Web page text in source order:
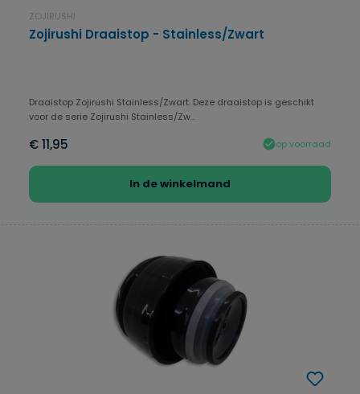
ZOJIRUSHI
Zojirushi Draaistop - Stainless/Zwart
Draaistop Zojirushi Stainless/Zwart. Deze draaistop is geschikt
voor de serie Zojirushi Stainless/Zw...
€ 11,95 op voorraad
In de winkelmand